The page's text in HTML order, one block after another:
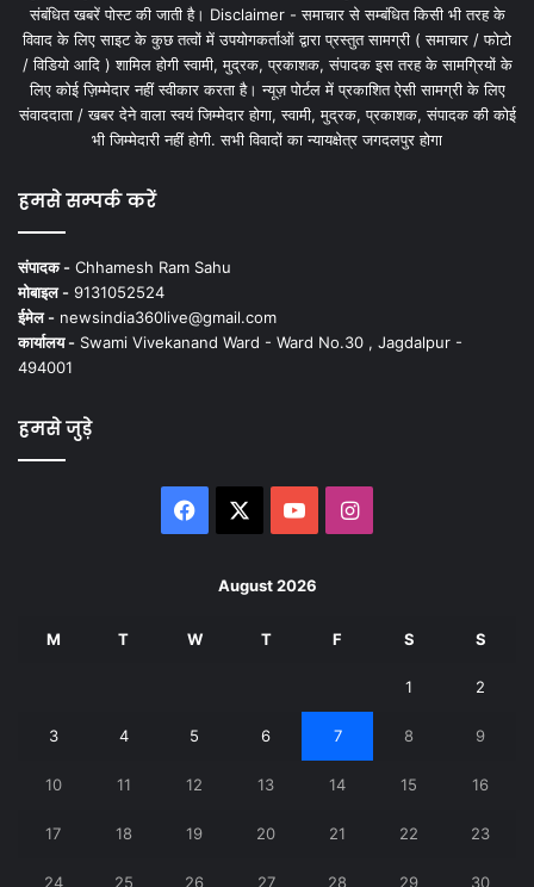
संबंधित खबरें पोस्ट की जाती है। Disclaimer - समाचार से सम्बंधित किसी भी तरह के
विवाद के लिए साइट के कुछ तत्वों में उपयोगकर्ताओं द्वारा प्रस्तुत सामग्री ( समाचार / फोटो
/ विडियो आदि ) शामिल होगी स्वामी, मुद्रक, प्रकाशक, संपादक इस तरह के सामग्रियों के
लिए कोई ज़िम्मेदार नहीं स्वीकार करता है। न्यूज़ पोर्टल में प्रकाशित ऐसी सामग्री के लिए
संवाददाता / खबर देने वाला स्वयं जिम्मेदार होगा, स्वामी, मुद्रक, प्रकाशक, संपादक की कोई
भी जिम्मेदारी नहीं होगी. सभी विवादों का न्यायक्षेत्र जगदलपुर होगा
हमसे सम्पर्क करें
संपादक - Chhamesh Ram Sahu
मोबाइल - 9131052524
ईमेल - newsindia360live@gmail.com
कार्यालय - Swami Vivekanand Ward - Ward No.30 , Jagdalpur -
494001
हमसे जुड़े
Facebook YouTubeInstagram
August 2026
M T W T F S S
1 2
3 4 5 6 7 8 9
10 11 12 13 14 15 16
17 18 19 20 21 22 23
24 25 26 27 28 29 30